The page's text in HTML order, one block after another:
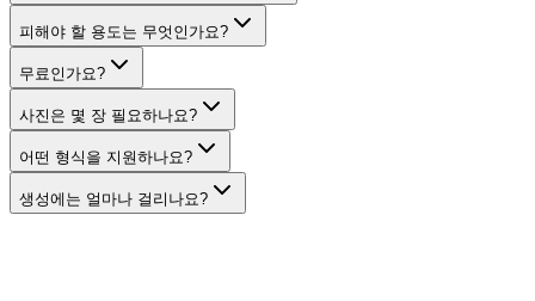
피해야 할 용도는 무엇인가요?
무료인가요?
사진은 몇 장 필요하나요?
어떤 형식을 지원하나요?
생성에는 얼마나 걸리나요?